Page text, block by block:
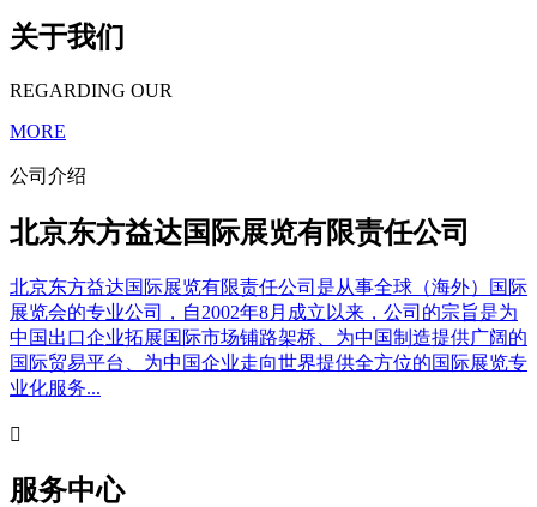
关于我们
REGARDING OUR
MORE
公司介绍
北京东方益达国际展览有限责任公司
北京东方益达国际展览有限责任公司是从事全球（海外）国际
展览会的专业公司，自2002年8月成立以来，公司的宗旨是为
中国出口企业拓展国际市场铺路架桥、为中国制造提供广阔的
国际贸易平台、为中国企业走向世界提供全方位的国际展览专
业化服务...

服务中心